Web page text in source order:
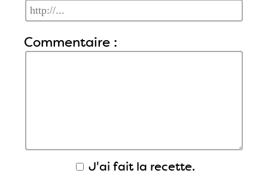
Commentaire :
J'ai fait la recette.